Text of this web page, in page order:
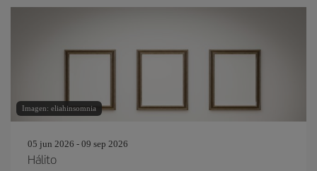
Imagen: eliahinsomnia
05 jun 2026 - 09 sep 2026
Hálito